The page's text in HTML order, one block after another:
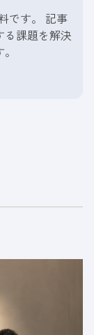
です。 記事
る課題を解決